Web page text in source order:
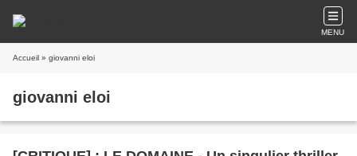
MENU
Accueil » giovanni eloi
giovanni eloi